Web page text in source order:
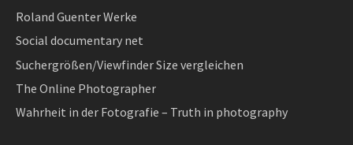
Roland Guenter Werke
Social documentary net
Suchergrößen/Viewfinder Size vergleichen
The Online Photographer
Wahrheit in der Fotografie – Truth in photography